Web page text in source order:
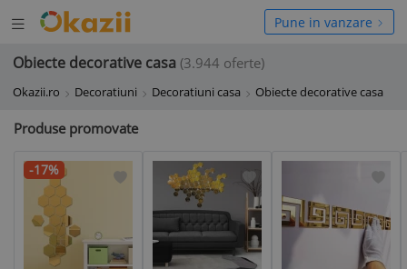
Deschide
meniul
Pune in vanzare
Obiecte decorative casa (3.944 oferte)
Okazii.ro Decoratiuni Decoratiuni casa Obiecte decorative casa
Produse promovate
-17%